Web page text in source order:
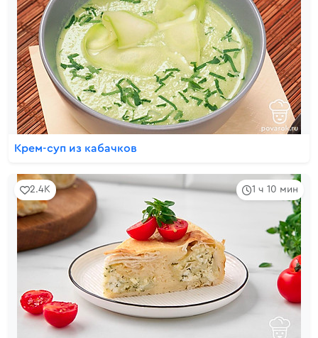
Крем-суп из кабачков
1 ч 10 мин
2.4K